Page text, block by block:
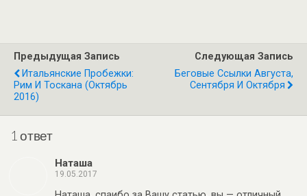
b
o
o
k
er o
ur
n
al
Предыдущая Запись
Итальянские Пробежки:
Рим И Тоскана (октябрь
2016)
Следующая Запись
Беговые Ссылки Августа,
Сентября И Октября
1 ответ
Наташа
19.05.2017